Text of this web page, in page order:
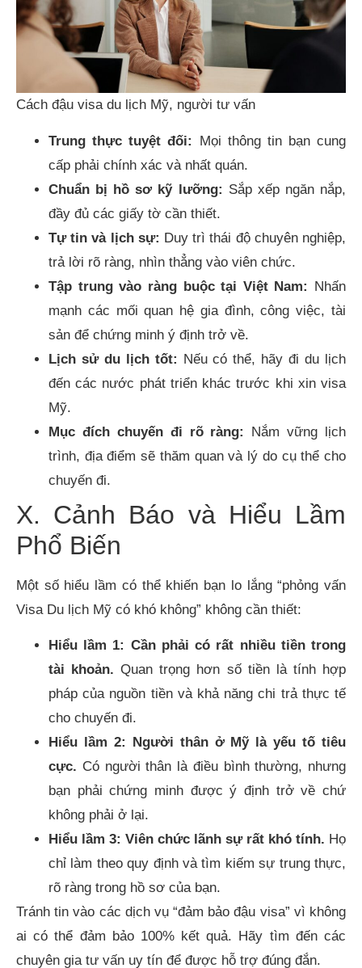
Cách đậu visa du lịch Mỹ, người tư vấn
Trung thực tuyệt đối:
Mọi thông tin bạn cung
cấp phải chính xác và nhất quán.
Chuẩn bị hồ sơ kỹ lưỡng: Sắp xếp ngăn nắp,
đầy đủ các giấy tờ cần thiết.
Tự tin và lịch sự: Duy trì thái độ chuyên nghiệp,
trả lời rõ ràng, nhìn thẳng vào viên chức.
Tập trung vào ràng buộc tại Việt Nam: Nhấn
mạnh các mối quan hệ gia đình, công việc, tài
sản để chứng minh ý định trở về.
Lịch sử du lịch tốt: Nếu có thể, hãy đi du lịch
đến các nước phát triển khác trước khi xin visa
Mỹ.
Mục đích chuyến đi rõ ràng:
Nắm vững lịch
trình, địa điểm sẽ thăm quan và lý do cụ thể cho
chuyến đi.
X. Cảnh Báo và Hiểu Lầm
Phổ Biến
Một số hiểu lầm có thể khiến bạn lo lắng “phỏng vấn
Visa Du lịch Mỹ có khó không” không cần thiết:
Hiểu lầm 1: Cần phải có rất nhiều tiền trong
tài khoản. Quan trọng hơn số tiền là tính hợp
pháp của nguồn tiền và khả năng chi trả thực tế
cho chuyến đi.
Hiểu lầm 2: Người thân ở Mỹ là yếu tố tiêu
cực. Có người thân là điều bình thường, nhưng
bạn phải chứng minh được ý định trở về chứ
không phải ở lại.
Hiểu lầm 3: Viên chức lãnh sự rất khó tính. Họ
chỉ làm theo quy định và tìm kiếm sự trung thực,
rõ ràng trong hồ sơ của bạn.
Tránh tin vào các dịch vụ “đảm bảo đậu visa” vì không
ai có thể đảm bảo 100% kết quả. Hãy tìm đến các
chuyên gia tư vấn uy tín để được hỗ trợ đúng đắn.